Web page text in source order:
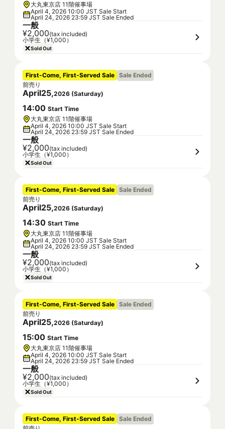
大丸東京店 11階催事場
April 4, 2026 10:00 JST Sale Start
April 24, 2026 23:59 JST Sale Ended
一般
¥2,000(tax included)
小学生（¥1,000）
Sold Out
First-Come, First-Served Sale Sale Ended
前売り
April25,2026 (Saturday)
14:00 Start Time
大丸東京店 11階催事場
April 4, 2026 10:00 JST Sale Start
April 24, 2026 23:59 JST Sale Ended
一般
¥2,000(tax included)
小学生（¥1,000）
Sold Out
First-Come, First-Served Sale Sale Ended
前売り
April25,2026 (Saturday)
14:30 Start Time
大丸東京店 11階催事場
April 4, 2026 10:00 JST Sale Start
April 24, 2026 23:59 JST Sale Ended
一般
¥2,000(tax included)
小学生（¥1,000）
Sold Out
First-Come, First-Served Sale Sale Ended
前売り
April25,2026 (Saturday)
15:00 Start Time
大丸東京店 11階催事場
April 4, 2026 10:00 JST Sale Start
April 24, 2026 23:59 JST Sale Ended
一般
¥2,000(tax included)
小学生（¥1,000）
Sold Out
First-Come, First-Served Sale Sale Ended